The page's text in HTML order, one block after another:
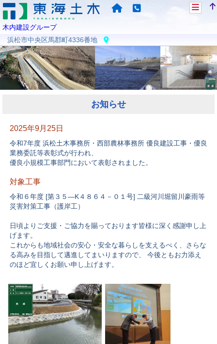
木内建設グループ
浜松市中央区馬郡町4336番地
お知らせ
2025年9月25日
令和7年度 浜松土木事務所・西部農林事務所 優良建設工事・優良
業務委託等表彰式が行われ、
優良小規模工事部門において表彰されました。
対象工事
令和６年度 [第３５―K４８６４－０１号] 二級河川堀留川豪雨等
災害対策工事（護岸工）
日頃よりご支援・ご協力を賜っております皆様に深く感謝申し上
げます。
これからも地域社会の安心・安全な暮らしを支えるべく、さらな
る高みを目指して邁進してまいりますので、 今後ともお力添え
のほど宜しくお願い申し上げます。